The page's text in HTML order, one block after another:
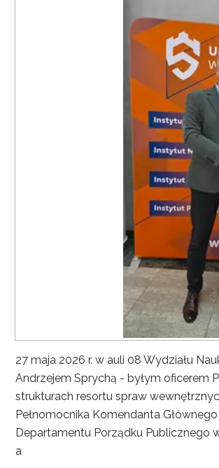
27 maja 2026 r. w auli 08 Wydziału
Andrzejem Sprychą - byłym oficerem
strukturach resortu spraw
Pełnomocnika Komendanta
Departamentu Porządku Publicznego
a